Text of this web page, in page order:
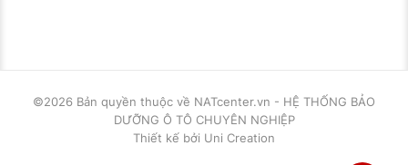
©2026 Bản quyền thuộc về NATcenter.vn - HỆ THỐNG BẢO
DƯỠNG Ô TÔ CHUYÊN NGHIỆP
Thiết kế bởi Uni Creation